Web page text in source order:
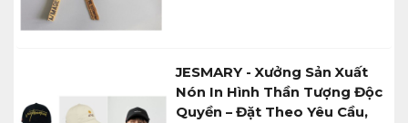
JESMARY - Xưởng Sản Xuất
Nón In Hình Thần Tượng Độc
Quyền – Đặt Theo Yêu Cầu,